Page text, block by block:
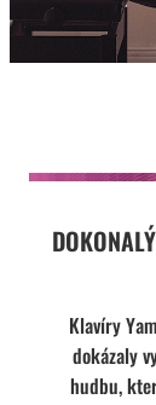
Klavíry
dokázaly
hudbu,